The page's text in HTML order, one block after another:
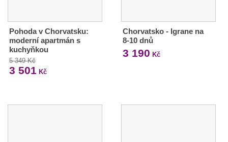
Pohoda v Chorvatsku:
moderní apartmán s
kuchyňkou
5 349 Kč
3 501 Kč
Chorvatsko - Igrane na
8-10 dnů
3 190 Kč